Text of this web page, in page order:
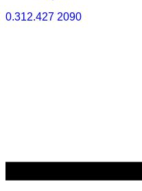
0.312.427 2090